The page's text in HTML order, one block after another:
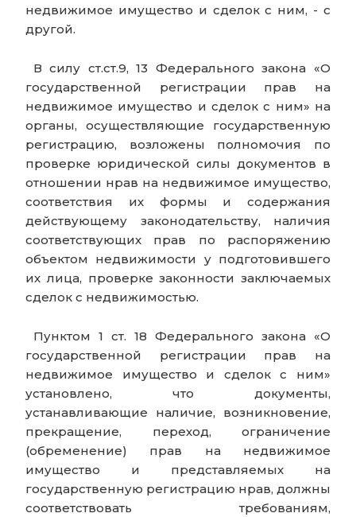
недвижимое имущество и сделок с ним, - с
другой.
В силу ст.ст.9, 13 Федерального закона «О
государственной регистрации прав на
недвижимое имущество и сделок с ним» на
органы, осуществляющие государственную
регистрацию, возложены полномочия по
проверке юридической силы документов в
отношении нрав на недвижимое имущество,
соответствия их формы и содержания
действующему законодательству, наличия
соответствующих прав по распоряжению
объектом недвижимости у подготовившего
их лица, проверке законности заключаемых
сделок с недвижимостью.
Пунктом 1 ст. 18 Федерального закона «О
государственной регистрации прав на
недвижимое имущество и сделок с ним»
установлено, что документы,
устанавливающие наличие, возникновение,
прекращение, переход, ограничение
(обременение) прав на недвижимое
имущество и представляемых на
государственную регистрацию нрав, должны
соответствовать требованиям,